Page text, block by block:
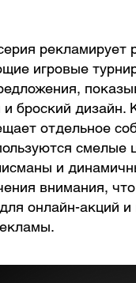
рекламирует
игровые
и броский дизайн.
отдельное
смелые
и
внимания,
онлайн-акций и